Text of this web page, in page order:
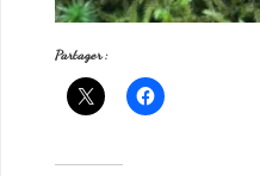
Partager :